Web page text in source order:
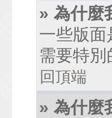
» 為什麼
一些版
需要特
回頂端
» 為什麼